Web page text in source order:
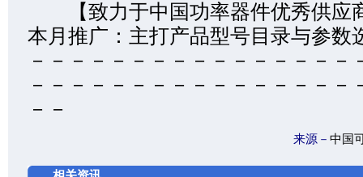
【致力于中国功率器件
本月推广：主打产品型号目录与参数
－－－－－－－－－－－－－－－－
－－－－－－－－－－－－－－－－
－－
来源－ 中国